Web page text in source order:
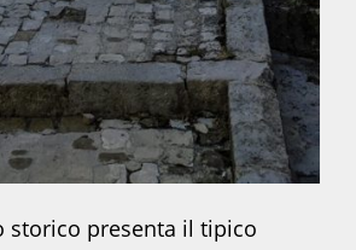
storico presenta il tipico